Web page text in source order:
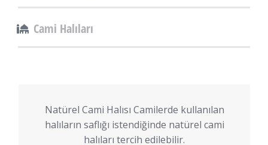
Cami Halıları
Natürel Cami Halısı Camilerde kullanılan
halıların saflığı istendiğinde natürel cami
halıları tercih edilebilir.